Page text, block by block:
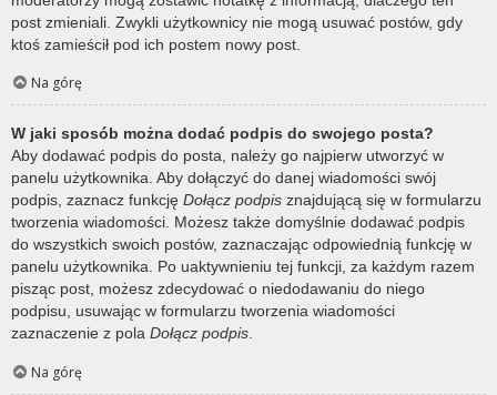
post zmieniali. Zwykli użytkownicy nie mogą usuwać postów, gdy
ktoś zamieścił pod ich postem nowy post.
Na górę
W jaki sposób można dodać podpis do swojego posta?
Aby dodawać podpis do posta, należy go najpierw utworzyć w
panelu użytkownika. Aby dołączyć do danej wiadomości swój
podpis, zaznacz funkcję Dołącz podpis znajdującą się w formularzu
tworzenia wiadomości. Możesz także domyślnie dodawać podpis
do wszystkich swoich postów, zaznaczając odpowiednią funkcję w
panelu użytkownika. Po uaktywnieniu tej funkcji, za każdym razem
pisząc post, możesz zdecydować o niedodawaniu do niego
podpisu, usuwając w formularzu tworzenia wiadomości
zaznaczenie z pola Dołącz podpis.
Na górę